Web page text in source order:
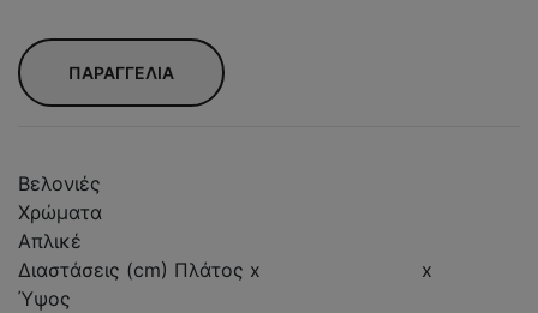
ΠΑΡΑΓΓΕΛΙΑ
Βελονιές
Χρώματα
Απλικέ
Διαστάσεις (cm) Πλάτος x
Ύψος
x